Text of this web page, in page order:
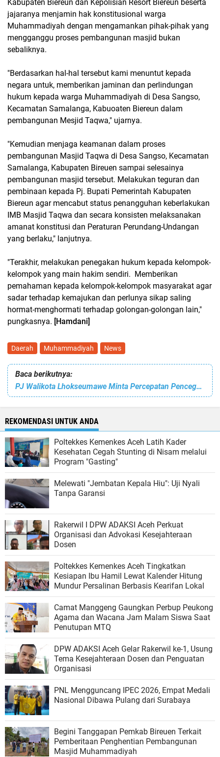
Kabupaten Biereun dan Kepolisian Resort Biereun beserta
jajaranya menjamin hak konstitusional warga
Muhammadiyah dengan mengamankan pihak-pihak yang
mengganggu proses pembangunan masjid bukan
sebaliknya.
"Berdasarkan hal-hal tersebut kami menuntut kepada
negara untuk, memberikan jaminan dan perlindungan
hukum kepada warga Muhammadiyah di Desa Sangso,
Kecamatan Samalanga, Kabuoaten Biereun dalam
pembangunan Mesjid Taqwa," ujarnya.
"Kemudian menjaga keamanan dalam proses
pembangunan Masjid Taqwa di Desa Sangso, Kecamatan
Samalanga, Kabupaten Bireuen sampai selesainya
pembangunan masjid tersebut. Melakukan teguran dan
pembinaan kepada Pj. Bupati Pemerintah Kabupaten
Biereun agar mencabut status penangguhan keberlakukan
IMB Masjid Taqwa dan secara konsisten melaksanakan
amanat konstitusi dan Peraturan Perundang-Undangan
yang berlaku," lanjutnya.
"Terakhir, melakukan penegakan hukum kepada kelompok-
kelompok yang main hakim sendiri. Memberikan
pemahaman kepada kelompok-kelompok masyarakat agar
sadar terhadap kemajukan dan perlunya sikap saling
hormat-menghormati terhadap golongan-golongan lain,"
pungkasnya. [Hamdani]
Daerah Muhammadiyah News
Baca berikutnya:
PJ Walikota Lhokseumawe Minta Percepatan Pencegahan Stunting
REKOMENDASI UNTUK ANDA
Poltekkes Kemenkes Aceh Latih Kader
Kesehatan Cegah Stunting di Nisam melalui
Program "Gasting"
Melewati "Jembatan Kepala Hiu": Uji Nyali
Tanpa Garansi
Rakerwil I DPW ADAKSI Aceh Perkuat
Organisasi dan Advokasi Kesejahteraan
Dosen
Poltekkes Kemenkes Aceh Tingkatkan
Kesiapan Ibu Hamil Lewat Kalender Hitung
Mundur Persalinan Berbasis Kearifan Lokal
Camat Manggeng Gaungkan Perbup Peukong
Agama dan Wacana Jam Malam Siswa Saat
Penutupan MTQ
DPW ADAKSI Aceh Gelar Rakerwil ke-1, Usung
Tema Kesejahteraan Dosen dan Penguatan
Organisasi
PNL Mengguncang IPEC 2026, Empat Medali
Nasional Dibawa Pulang dari Surabaya
Begini Tanggapan Pemkab Bireuen Terkait
Pemberitaan Penghentian Pembangunan
Masjid Muhammadiyah